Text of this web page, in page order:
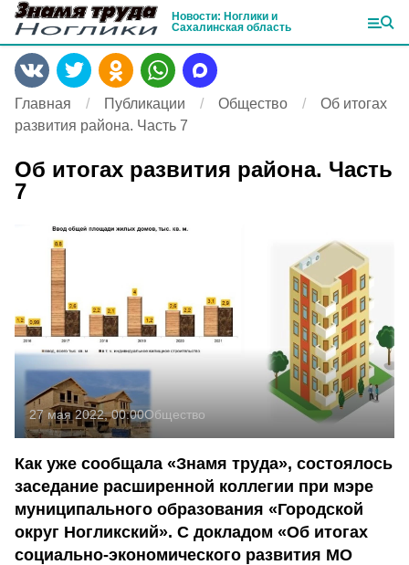
Новости: Ноглики и
Сахалинская область
Главная Публикации Общество
Об итогах
развития района. Часть 7
Об итогах развития района. Часть
7
27 мая 2022, 00:00Общество
Как уже сообщала «Знамя труда», состоялось
заседание расширенной коллегии при мэре
муниципального образования «Городской
округ Ногликский». С докладом «Об итогах
социально-экономического развития МО